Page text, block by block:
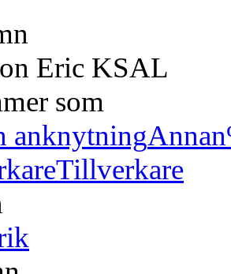
Eric KSAL
som
anknytning
Tillverkare